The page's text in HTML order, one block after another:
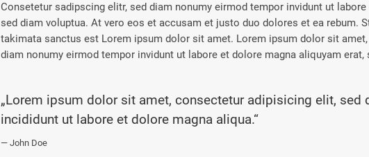
Consetetur sadipscing elitr, sed diam nonumy eirmod tempor invidunt ut
sed diam voluptua. At vero eos et accusam et justo duo dolores et ea rebum.
takimata sanctus est Lorem ipsum dolor sit amet. Lorem ipsum dolor sit
diam nonumy eirmod tempor invidunt ut labore et dolore magna aliquyam erat,
„Lorem ipsum dolor sit amet, consectetur adipisicing elit, sed
incididunt ut labore et dolore magna aliqua.“
John Doe